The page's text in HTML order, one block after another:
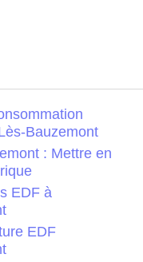
Bauzemont
: Mettre en
EDF à
EDF